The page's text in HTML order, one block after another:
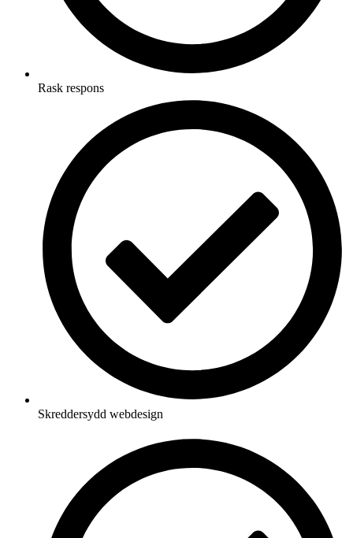
Rask respons
Skreddersydd webdesign